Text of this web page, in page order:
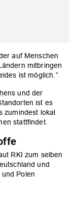
auf Menschen
mitbringen
ist möglich.”
und der
ist es
zumindest lokal
stattfindet.
RKI zum selben
und
Polen